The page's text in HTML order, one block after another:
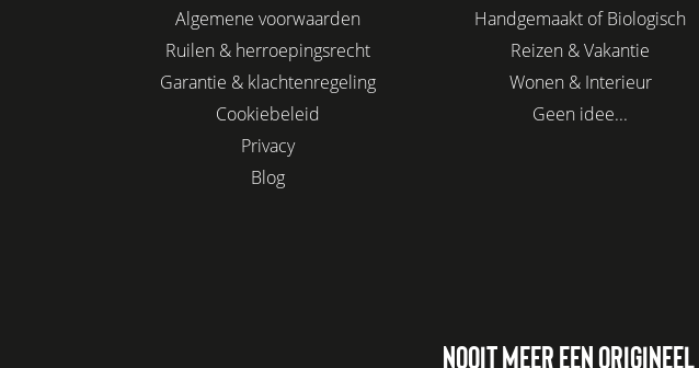
Algemene voorwaarden
Ruilen & herroepingsrecht
Garantie & klachtenregeling
Cookiebeleid
Privacy
Blog
Handgemaakt of Biologisch
Reizen & Vakantie
Wonen & Interieur
Geen idee...
NOOIT MEER EEN ORIGINEEL